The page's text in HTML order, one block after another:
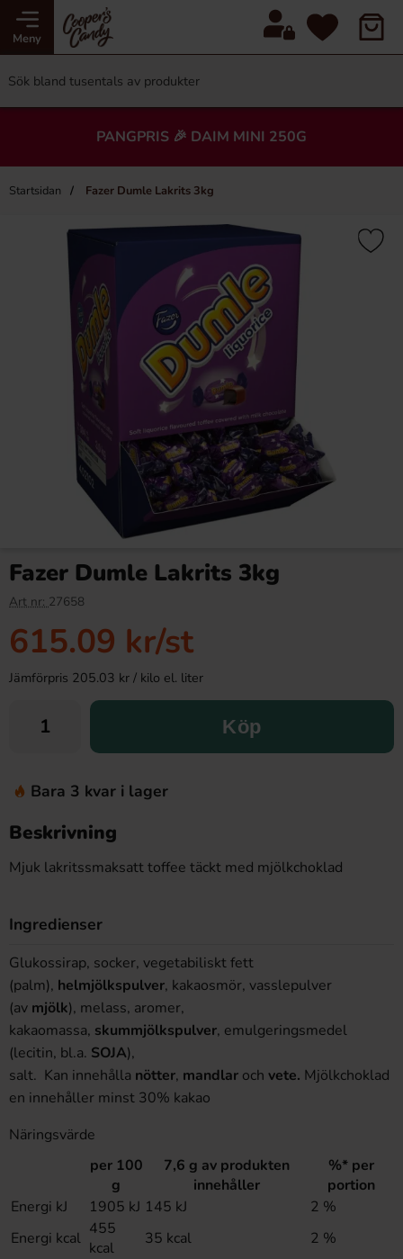
Meny
PANGPRIS 🎉 DAIM MINI 250G
Startsidan Fazer Dumle Lakrits 3kg
Fazer Dumle Lakrits 3kg
Art nr: 27658
615.09 kr/st
Jämförpris 205.03 kr / kilo el. liter
Köp
Bara 3 kvar i lager
Beskrivning
Mjuk lakritssmaksatt toffee täckt med mjölkchoklad
Ingredienser
Glukossirap, socker, vegetabiliskt fett
(palm), helmjölkspulver, kakaosmör, vasslepulver
(av mjölk), melass, aromer,
kakaomassa, skummjölkspulver, emulgeringsmedel
(lecitin, bl.a. SOJA),
salt. Kan innehålla nötter, mandlar och vete. Mjölkchoklad
en innehåller minst 30% kakao
Näringsvärde
per 100
g
7,6 g av produkten
innehåller
%* per
portion
Energi kJ
1905 kJ 145 kJ
2 %
Energi kcal 455
kcal
35 kcal
2 %